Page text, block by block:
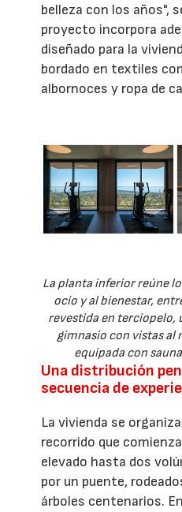
belleza con los años",
proyecto incorpora
diseñado para la
bordado en textiles
albornoces y ropa de
La planta inferior reúne
ocio y al bienestar,
revestida en terciopelo,
gimnasio con vistas al
equipada con
Una distribución
secuencia de
La vivienda se
recorrido que
elevado hasta dos
por un puente,
árboles centenarios.